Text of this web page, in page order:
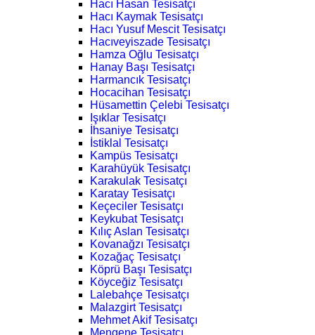
Hacı Hasan Tesisatçı
Hacı Kaymak Tesisatçı
Hacı Yusuf Mescit Tesisatçı
Hacıveyiszade Tesisatçı
Hamza Oğlu Tesisatçı
Hanay Başı Tesisatçı
Harmancık Tesisatçı
Hocacihan Tesisatçı
Hüsamettin Çelebi Tesisatçı
Işıklar Tesisatçı
İhsaniye Tesisatçı
İstiklal Tesisatçı
Kampüs Tesisatçı
Karahüyük Tesisatçı
Karakulak Tesisatçı
Karatay Tesisatçı
Keçeciler Tesisatçı
Keykubat Tesisatçı
Kılıç Aslan Tesisatçı
Kovanağzı Tesisatçı
Kozağaç Tesisatçı
Köprü Başı Tesisatçı
Köyceğiz Tesisatçı
Lalebahçe Tesisatçı
Malazgirt Tesisatçı
Mehmet Akif Tesisatçı